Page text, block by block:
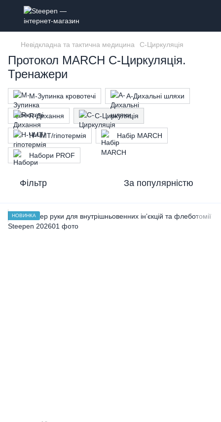
Невідкладна та тактична медицина C-Циркуляція
Протокол MARCH C-Циркуляція.
Тренажери
M-Зупинка кровотечі A-Дихальні шляхи
R-Дихання C-Циркуляція
H-ЧМТ/гіпотермія Набір MARCH
Набори PROF
Фільтр За популярністю
НОВИНКА